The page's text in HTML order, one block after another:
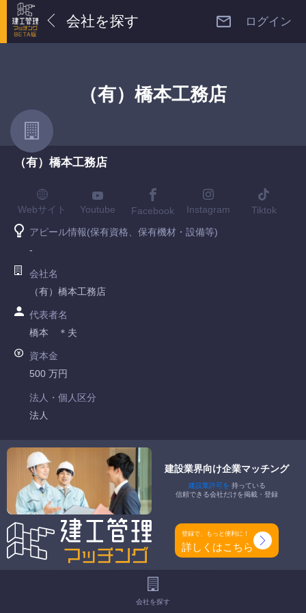
会社を探す ログイン
（有）橋本工務店
（有）橋本工務店
Webサイト Youtube Facebook Instagram Tiktok
アピール情報(保有資格、保有機材・設備等)
-
会社名
（有）橋本工務店
代表者名
橋本 ＊夫
資本金
500 万円
法人・個人区分
法人
許可番号
福岡県知事許可 第084054号
特定建設業
-
一般建設業
建築一式工事業
建設業界向け企業マッチング
建設業許可を 持っている
信頼できる会社だけを掲載・登録
登録で、もっと便利に！
詳しくはこちら
会社を探す